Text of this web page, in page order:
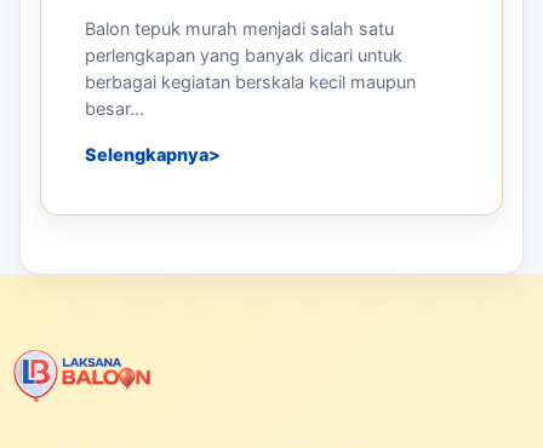
Balon tepuk murah menjadi salah satu
perlengkapan yang banyak dicari untuk
berbagai kegiatan berskala kecil maupun
besar...
Selengkapnya